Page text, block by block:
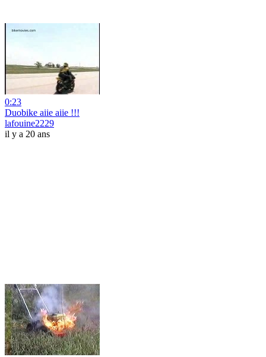
0:23
Duobike aiie aiie !!!
lafouine2229
il y a 20 ans